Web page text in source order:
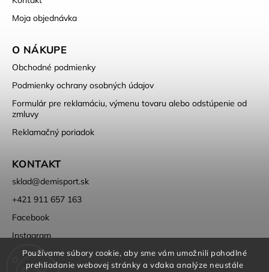
Používame súbory cookie, aby sme vám umožnili pohodlné
prehliadanie webovej stránky a vďaka analýze neustále
Moja objednávka
O NÁKUPE
Obchodné podmienky
Podmienky ochrany osobných údajov
Formulár pre reklamáciu, výmenu tovaru alebo odstúpenie od
zmluvy
Reklamačný poriadok
KONTAKT
sklad@demisport.sk
+421 911 657 163
Facebook
Instagram